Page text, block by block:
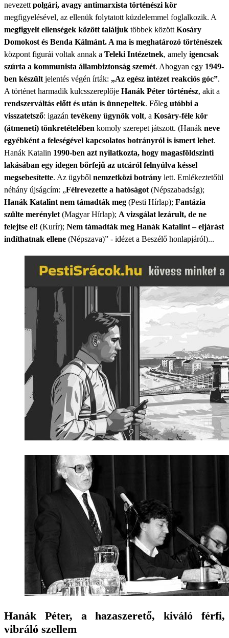
nevezett polgári, avagy antimarxista történészi kör
megfigyelésével, az ellenük folytatott küzdelemmel foglalkozik. A
megfigyelt ellenségek között találjuk többek között Kosáry
Domokost és Benda Kálmánt. A ma is meghatározó történészek
központ figurái voltak annak a Teleki Intézetnek, amely igencsak
szúrta a kommunista állambiztonság szemét. Ahogyan egy 1949-
ben készült jelentés végén írták: „Az egész intézet reakciós góc”.
A történet harmadik kulcsszereplője Hanák Péter történész, akit a
rendszerváltás előtt és után is ünnepeltek. Főleg utóbbi a
visszatetsző: igazán tevékeny ügynök volt, a Kosáry-féle kör
(átmeneti) tönkretételében komoly szerepet játszott. (Hanák neve
egyébként a feleségével kapcsolatos botrányról is ismert lehet.
Hanák Katalin 1990-ben azt nyilatkozta, hogy magasföldszinti
lakásában egy idegen bőrfejű az utcáról felnyúlva késsel
megsebesítette. Az ügyből nemzetközi botrány lett. Emlékeztetőül
néhány újságcím: „Félrevezette a hatóságot (Népszabadság);
Hanák Katalint nem támadták meg (Pesti Hírlap); Fantázia
szülte merénylet (Magyar Hírlap); A vizsgálat lezárult, de ne
felejtse el! (Kurír); Nem támadták meg Hanák Katalint – eljárást
indíthatnak ellene (Népszava)” - idézet a Beszélő honlapjáról)...
Hanák Péter, a hazaszerető, kiváló férfi,
vibráló szellem